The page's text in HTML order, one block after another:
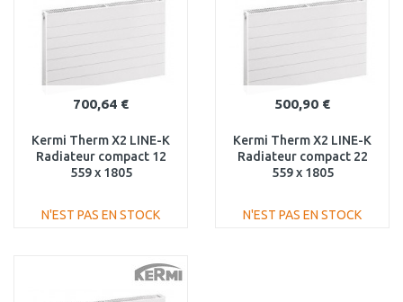
700,64 €
Kermi Therm X2 LINE-K
Radiateur compact 12
559 x 1805
N'EST PAS EN STOCK
500,90 €
Kermi Therm X2 LINE-K
Radiateur compact 22
559 x 1805
N'EST PAS EN STOCK